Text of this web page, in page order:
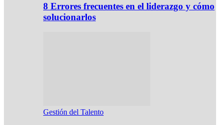
8 Errores frecuentes en el liderazgo y cómo
solucionarlos
Gestión del Talento